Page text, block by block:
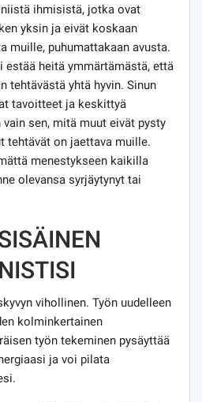
ihmisistä, jotka ovat
yksin ja eivät koskaan
muille, puhumattakaan avusta.
heitä ymmärtämästä, että
tehtävästä yhtä hyvin. Sinun
tavoitteet ja keskittyä
sen, mitä muut eivät pysty
tehtävät on jaettava muille.
menestykseen kaikilla
olevansa syrjäytynyt tai
vihollinen. Työn uudelleen
kolminkertainen
työn tekeminen pysäyttää
ja voi pilata